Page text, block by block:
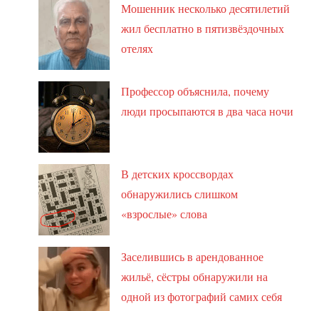
Мошенник несколько десятилетий
жил бесплатно в пятизвёздочных
отелях
Профессор объяснила, почему
люди просыпаются в два часа ночи
В детских кроссвордах
обнаружились слишком
«взрослые» слова
Заселившись в арендованное
жильё, сёстры обнаружили на
одной из фотографий самих себя